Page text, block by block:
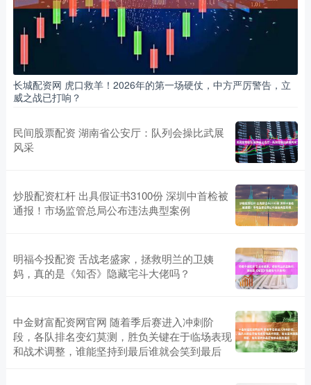
长城配资网 虎口救羊！2026年的第一场硬仗，中方严厉警告，立
威之战已打响？
民间股票配资 湖南省公安厅：队列会操比武展
风采
炒股配资杠杆 出具假证书3100份 深圳中首检被
通报！市场监管总局公布违法典型案例
明福今投配资 舌战老盛家，拯救明兰的卫姨
妈，真的是《知否》隐藏宅斗大佬吗？
中金财富配资网官网 随着季后赛进入冲刺阶
段，各队排名变幻莫测，胜负关键在于临场表现
和战术调整，谁能坚持到最后谁就会笑到最后